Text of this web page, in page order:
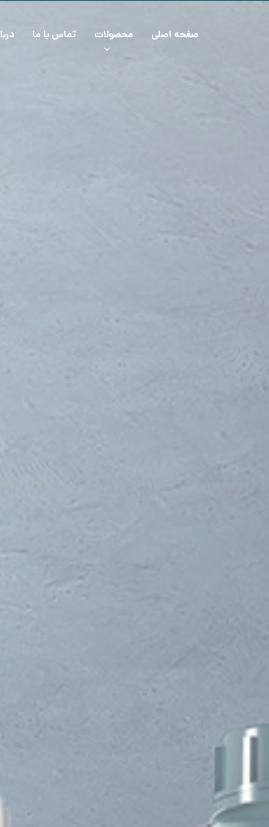
صفحه اصلی محصولات تماس با ما